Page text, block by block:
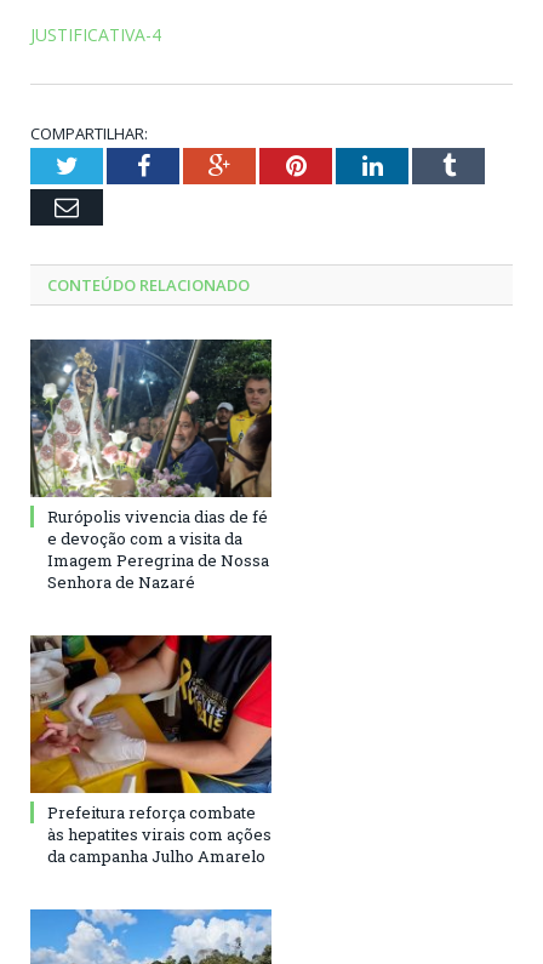
JUSTIFICATIVA-4
COMPARTILHAR:
TwitterFacebookGoogle+PinterestLinkedInTumblr
Email
CONTEÚDO RELACIONADO
Rurópolis vivencia dias de fé
e devoção com a visita da
Imagem Peregrina de Nossa
Senhora de Nazaré
Prefeitura reforça combate
às hepatites virais com ações
da campanha Julho Amarelo